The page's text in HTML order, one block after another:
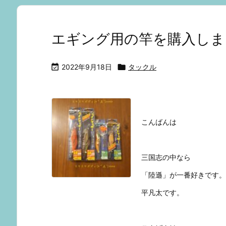
エギング用の竿を購入し
 2022年9月18日  タックル
こんばんは
三国志の中なら
「陸遜」が一番好きです。
平凡太です。